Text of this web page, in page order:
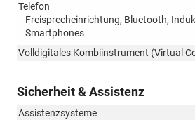
Telefon
Freisprecheinrichtung, Bluetooth,
Smartphones
Volldigitales Kombiinstrument (Virtual
Sicherheit & Assistenz
Assistenzsysteme